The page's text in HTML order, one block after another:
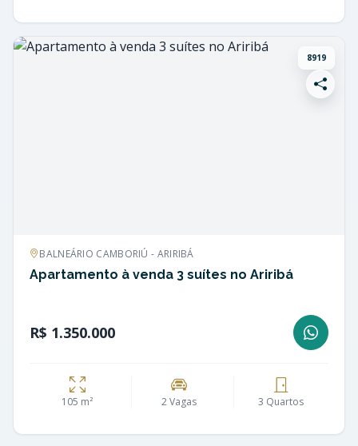
8919
BALNEÁRIO CAMBORIÚ - ARIRIBÁ
Apartamento à venda 3 suítes no Ariribá
R$ 1.350.000
105 m² 2 Vagas 3 Quartos